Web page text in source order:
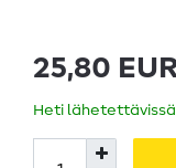
25,80
Heti